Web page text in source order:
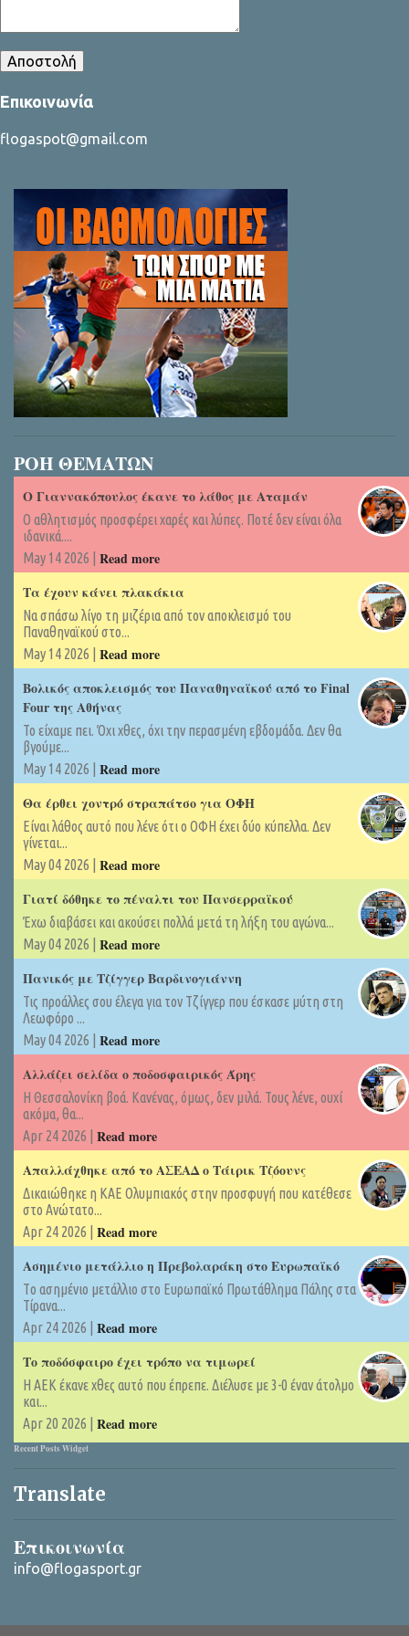
Επικοινωνία
flogaspot@gmail.com
ΡΟΗ ΘΕΜΑΤΩΝ
Ο Γιαννακόπουλος έκανε το λάθος με Αταμάν
Ο αθλητισμός προσφέρει χαρές και λύπες. Ποτέ δεν είναι όλα
ιδανικά....
May 14 2026 | Read more
Τα έχουν κάνει πλακάκια
Να σπάσω λίγο τη μιζέρια από τον αποκλεισμό του
Παναθηναϊκού στο...
May 14 2026 | Read more
Βολικός αποκλεισμός του Παναθηναϊκού από το Final
Four της Αθήνας
Το είχαμε πει. Όχι χθες, όχι την περασμένη εβδομάδα. Δεν θα
βγούμε...
May 14 2026 | Read more
Θα έρθει χοντρό στραπάτσο για ΟΦΗ
Είναι λάθος αυτό που λένε ότι ο ΟΦΗ έχει δύο κύπελλα. Δεν
γίνεται...
May 04 2026 | Read more
Γιατί δόθηκε το πέναλτι του Πανσερραϊκού
Έχω διαβάσει και ακούσει πολλά μετά τη λήξη του αγώνα...
May 04 2026 | Read more
Πανικός με Τζίγγερ Βαρδινογιάννη
Τις προάλλες σου έλεγα για τον Τζίγγερ που έσκασε μύτη στη
Λεωφόρο ...
May 04 2026 | Read more
Αλλάζει σελίδα ο ποδοσφαιρικός Άρης
Η Θεσσαλονίκη βοά. Κανένας, όμως, δεν μιλά. Τους λένε, ουχί
ακόμα, θα...
Apr 24 2026 | Read more
Απαλλάχθηκε από το ΑΣΕΑΔ ο Τάιρικ Τζόουνς
Δικαιώθηκε η ΚΑΕ Ολυμπιακός στην προσφυγή που κατέθεσε
στο Ανώτατο...
Apr 24 2026 | Read more
Ασημένιο μετάλλιο η Πρεβολαράκη στο Ευρωπαϊκό
Tο ασημένιο μετάλλιο στο Ευρωπαϊκό Πρωτάθλημα Πάλης στα
Τίρανα...
Apr 24 2026 | Read more
Το ποδόσφαιρο έχει τρόπο να τιμωρεί
Η ΑΕΚ έκανε χθες αυτό που έπρεπε. Διέλυσε με 3-0 έναν άτολμο
και...
Apr 20 2026 | Read more
Recent Posts Widget
Translate
Επικοινωνία
info@flogasport.gr